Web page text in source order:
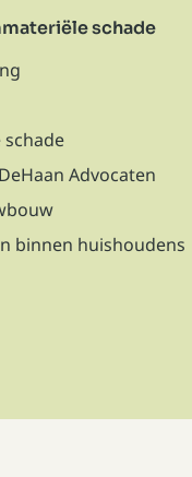
schade
Advocaten
binnen huishoudens